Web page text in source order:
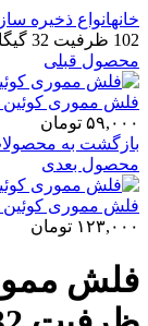
خانهانواع ذخیره
102 ظرفیت 32 گیگابایت
محصول قبلی
فلش مموری کوئین تک مدل 102
۵۹,۰۰۰ تومان
بازگشت به
محصول بعدی
فلش مموری کوئین تک مدل 102
۱۲۳,۰۰۰ تومان